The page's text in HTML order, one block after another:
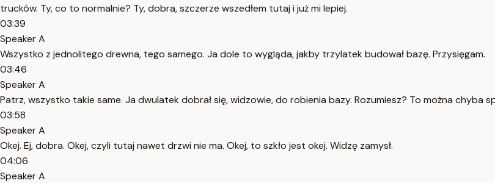
trucków. Ty, co to normalnie? Ty, dobra, szczerze wszedłem tutaj i już mi lepiej.
03:39
Speaker A
Wszystko z jednolitego drewna, tego samego. Ja dole to wygląda, jakby trzylatek budował bazę. Przysięgam.
03:46
Speaker A
Patrz, wszystko takie same. Ja dwulatek dobrał się, widzowie, do robienia bazy. Rozumiesz? To można chyba
03:58
Speaker A
Okej. Ej, dobra. Okej, czyli tutaj nawet drzwi nie ma. Okej, to szkło jest okej. Widzę zamysł.
04:06
Speaker A